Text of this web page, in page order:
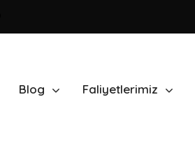
Blog Faliyetlerimiz